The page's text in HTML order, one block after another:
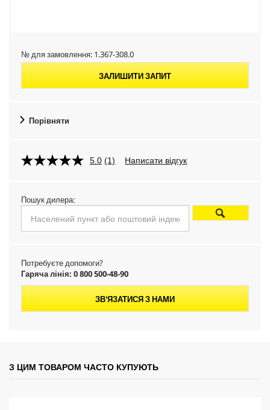
№ для замовлення: 1.367-308.0
ЗАЛИШИТИ ЗАПИТ
Порівняти
5.0 (1) Написати відгук
Пошук дилера:
Потребуєте допомоги?
Гаряча лінія: 0 800 500-48-90
ЗВ'ЯЗАТИСЯ З НАМИ
З ЦИМ ТОВАРОМ ЧАСТО КУПУЮТЬ